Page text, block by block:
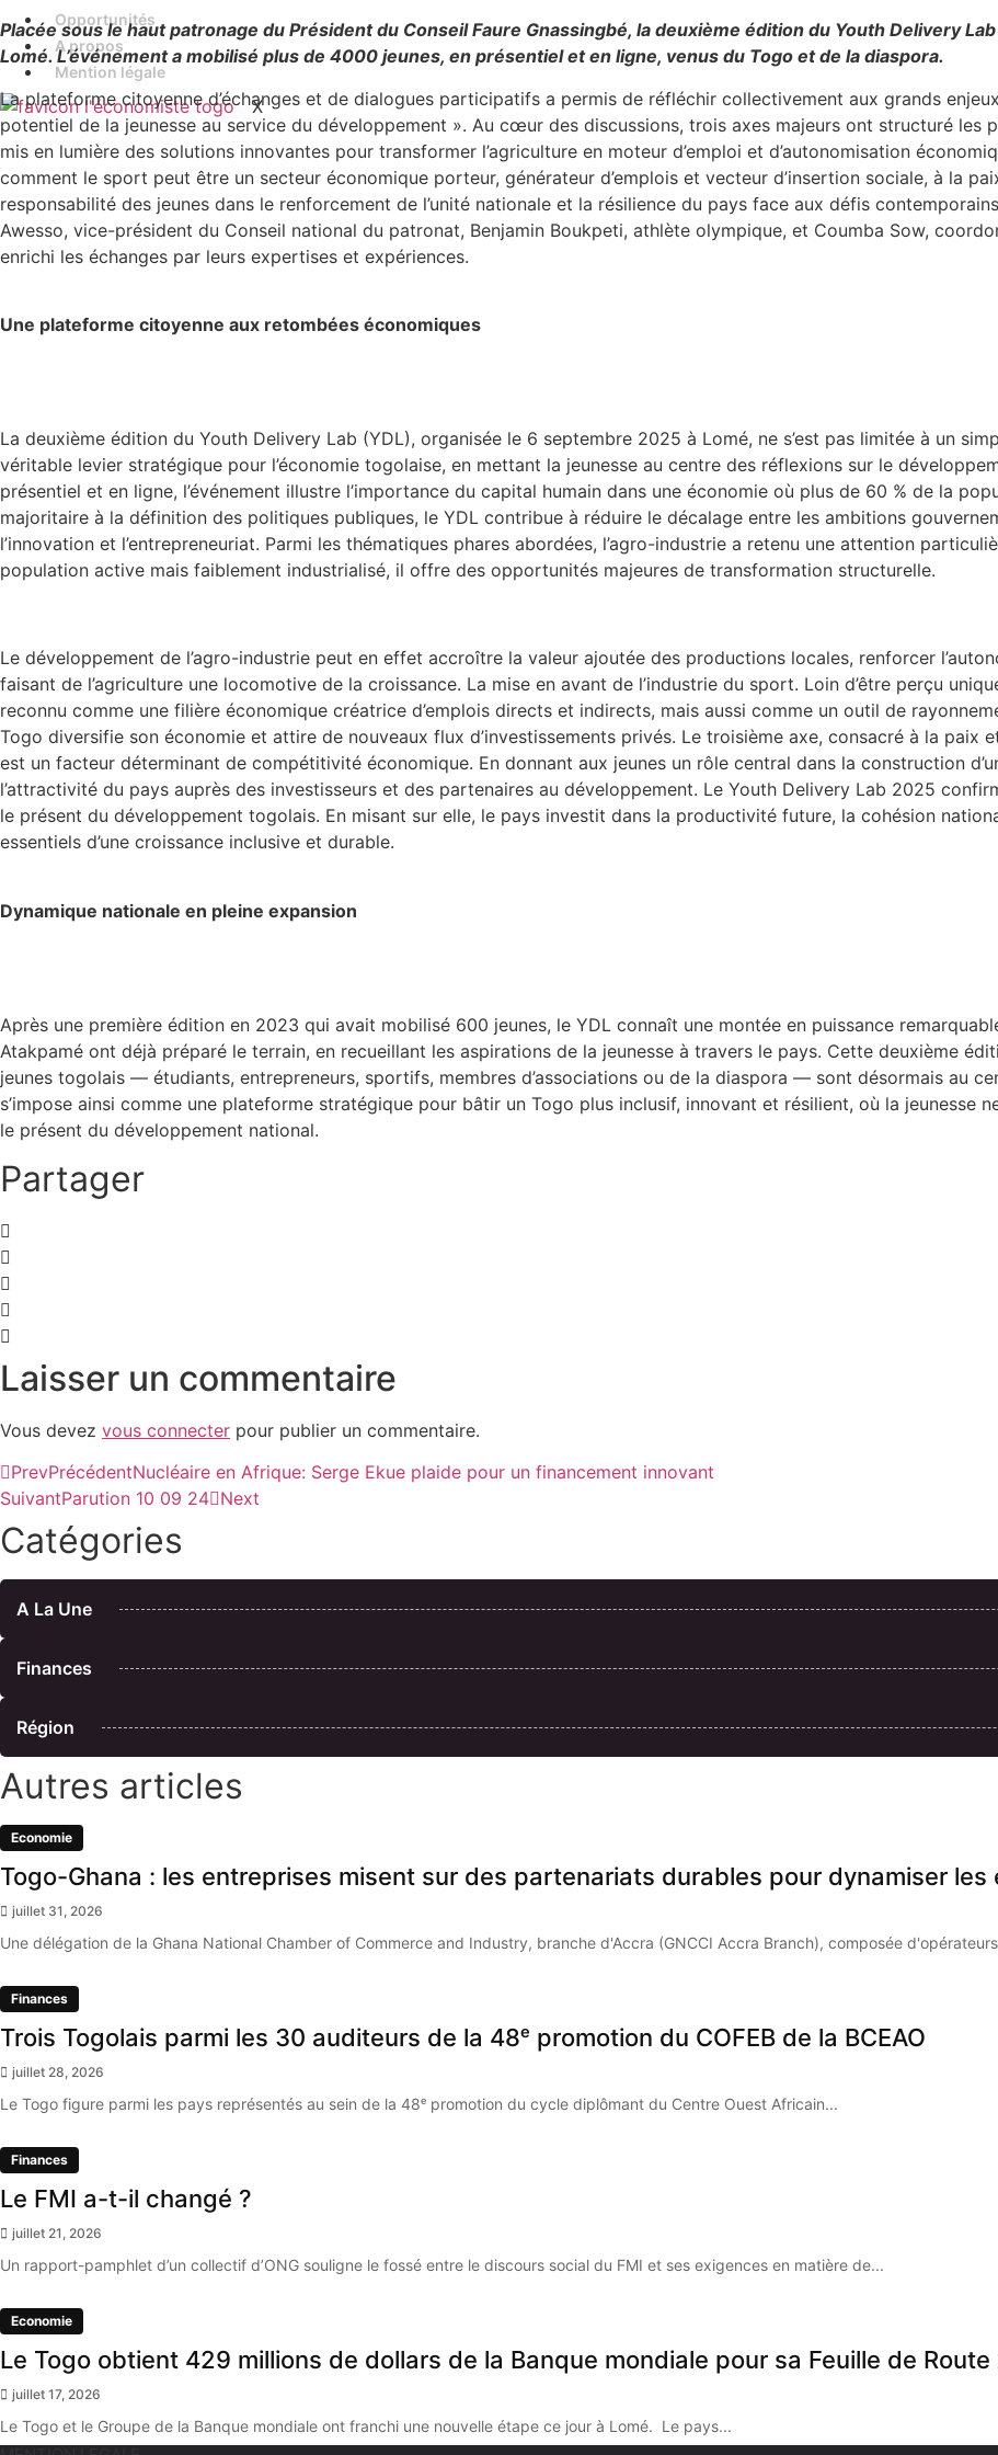
Opportunités
A propos
Mention légale
X
Placée sous le haut patronage du Président du Conseil Faure Gnassingbé, la deuxième édition du Youth Delivery
Lomé. L’événement a mobilisé plus de 4000 jeunes, en présentiel et en ligne, venus du Togo et de la diaspora.
La plateforme citoyenne d’échanges et de dialogues participatifs a permis de réfléchir collectivement aux grands
potentiel de la jeunesse au service du développement ». Au cœur des discussions, trois axes majeurs ont structuré les
mis en lumière des solutions innovantes pour transformer l’agriculture en moteur d’emploi et d’autonomisation
comment le sport peut être un secteur économique porteur, générateur d’emplois et vecteur d’insertion sociale, à la
responsabilité des jeunes dans le renforcement de l’unité nationale et la résilience du pays face aux défis
Awesso, vice-président du Conseil national du patronat, Benjamin Boukpeti, athlète olympique, et Coumba Sow,
enrichi les échanges par leurs expertises et expériences.
Une plateforme citoyenne aux retombées économiques
La deuxième édition du Youth Delivery Lab (YDL), organisée le 6 septembre 2025 à Lomé, ne s’est pas limitée à un
véritable levier stratégique pour l’économie togolaise, en mettant la jeunesse au centre des réflexions sur le
présentiel et en ligne, l’événement illustre l’importance du capital humain dans une économie où plus de 60 % de la
majoritaire à la définition des politiques publiques, le YDL contribue à réduire le décalage entre les ambitions
l’innovation et l’entrepreneuriat. Parmi les thématiques phares abordées, l’agro-industrie a retenu une attention
population active mais faiblement industrialisé, il offre des opportunités majeures de transformation structurelle.
Le développement de l’agro-industrie peut en effet accroître la valeur ajoutée des productions locales, renforcer
faisant de l’agriculture une locomotive de la croissance. La mise en avant de l’industrie du sport. Loin d’être perçu
reconnu comme une filière économique créatrice d’emplois directs et indirects, mais aussi comme un outil de
Togo diversifie son économie et attire de nouveaux flux d’investissements privés. Le troisième axe, consacré à la
est un facteur déterminant de compétitivité économique. En donnant aux jeunes un rôle central dans la construction
l’attractivité du pays auprès des investisseurs et des partenaires au développement. Le Youth Delivery Lab 2025
le présent du développement togolais. En misant sur elle, le pays investit dans la productivité future, la cohésion
essentiels d’une croissance inclusive et durable.
Dynamique nationale en pleine expansion
Après une première édition en 2023 qui avait mobilisé 600 jeunes, le YDL connaît une montée en puissance
Atakpamé ont déjà préparé le terrain, en recueillant les aspirations de la jeunesse à travers le pays. Cette deuxième
jeunes togolais — étudiants, entrepreneurs, sportifs, membres d’associations ou de la diaspora — sont désormais au
s’impose ainsi comme une plateforme stratégique pour bâtir un Togo plus inclusif, innovant et résilient, où la jeunesse
le présent du développement national.
Partager
Laisser un commentaire
Vous devez vous connecter pour publier un commentaire.
PrevPrécédentNucléaire en Afrique: Serge Ekue plaide pour un financement innovant
SuivantParution 10 09 24 Next
Catégories
A La Une
Finances
Région
Autres articles
Economie
Togo-Ghana : les entreprises misent sur des partenariats durables pour dynamiser
juillet 31, 2026
Une délégation de la Ghana National Chamber of Commerce and Industry, branche d'Accra (GNCCI Accra Branch), composée
Finances
Trois Togolais parmi les 30 auditeurs de la 48ᵉ promotion du COFEB de la BCEAO
juillet 28, 2026
Le Togo figure parmi les pays représentés au sein de la 48ᵉ promotion du cycle diplômant du Centre Ouest Africain...
Finances
Le FMI a-t-il changé ?
juillet 21, 2026
Un rapport-pamphlet d’un collectif d’ONG souligne le fossé entre le discours social du FMI et ses exigences en matière de...
Economie
Le Togo obtient 429 millions de dollars de la Banque mondiale pour sa Feuille de
juillet 17, 2026
Le Togo et le Groupe de la Banque mondiale ont franchi une nouvelle étape ce jour à Lomé. Le pays...